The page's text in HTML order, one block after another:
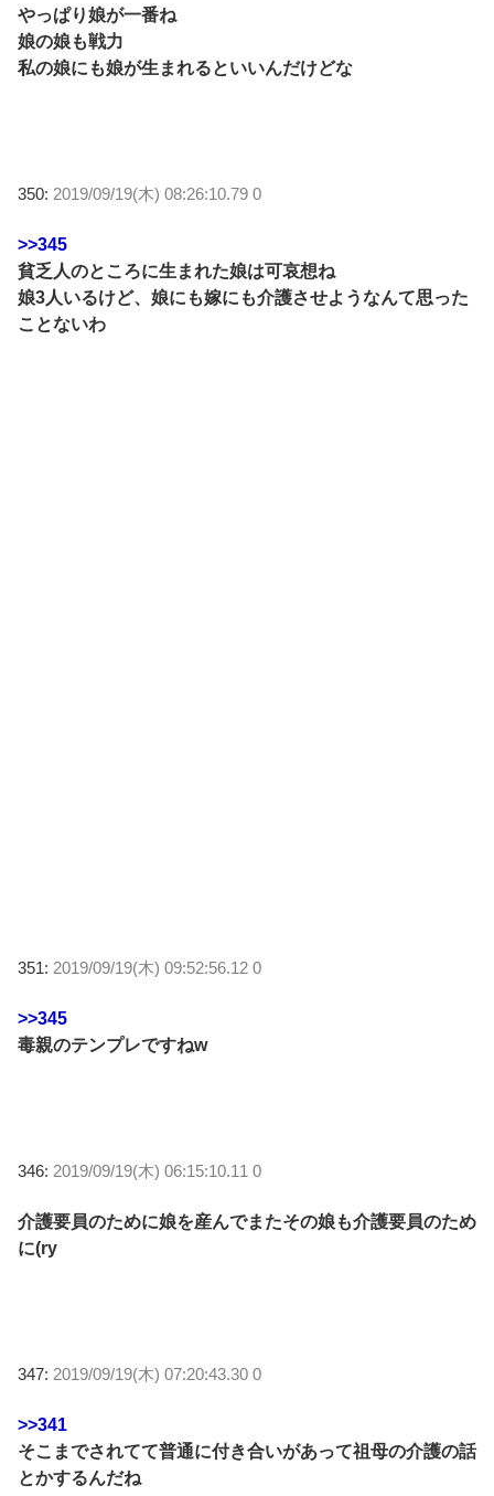
やっぱり娘が一番ね
娘の娘も戦力
私の娘にも娘が生まれるといいんだけどな
350: 2019/09/19(木) 08:26:10.79 0
>>345
貧乏人のところに生まれた娘は可哀想ね
娘3人いるけど、娘にも嫁にも介護させようなんて思った
ことないわ
351: 2019/09/19(木) 09:52:56.12 0
>>345
毒親のテンプレですねw
346: 2019/09/19(木) 06:15:10.11 0
介護要員のために娘を産んでまたその娘も介護要員のため
に(ry
347: 2019/09/19(木) 07:20:43.30 0
>>341
そこまでされてて普通に付き合いがあって祖母の介護の話
とかするんだね